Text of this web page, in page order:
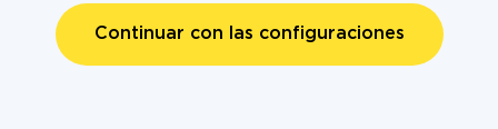
Continuar con las configuraciones